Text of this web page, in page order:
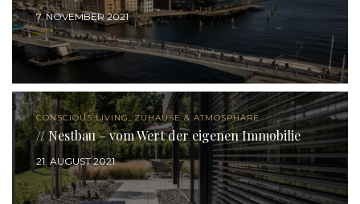
7. NOVEMBER 2021
CONSCIOUS LIVING, ZUHAUSE & ATMOSPHÄRE
// Nestbau – vom Wert der eigenen Immobilie
21. AUGUST 2021